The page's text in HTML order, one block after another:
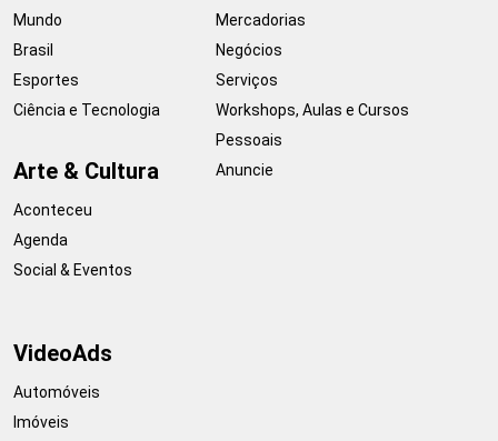
Mundo
Brasil
Esportes
Ciência e Tecnologia
Arte & Cultura
Aconteceu
Agenda
Social & Eventos
Mercadorias
Negócios
Serviços
Workshops, Aulas e Cursos
Pessoais
Anuncie
VideoAds
Automóveis
Imóveis